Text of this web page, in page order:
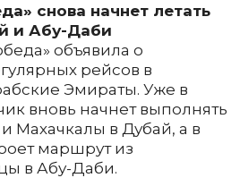
снова начнет летать
и Абу-Даби
объявила о
рейсов в
Эмираты. Уже в
вновь начнет выполнять
Махачкалы в Дубай, а в
маршрут из
в Абу-Даби.